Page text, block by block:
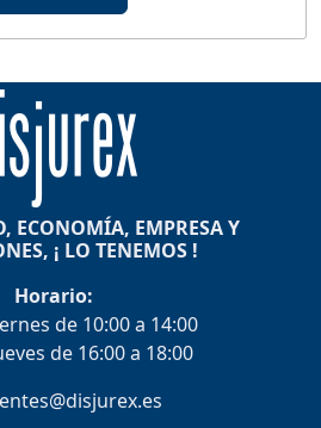
ECONOMÍA, EMPRESA Y
¡ LO TENEMOS !
Horario:
de 10:00 a 14:00
de 16:00 a 18:00